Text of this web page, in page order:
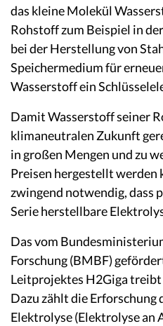
das kleine Molekül
Rohstoff zum Beispiel in
bei der Herstellung von
Speichermedium für
Wasserstoff ein
Damit Wasserstoff seiner
klimaneutralen Zukunft
in großen Mengen und zu
Preisen hergestellt werden
zwingend notwendig, dass
Serie herstellbare
Das vom
Forschung (BMBF)
Leitprojektes H2Giga
Dazu zählt die Erforschung
Elektrolyse (Elektrolyse an